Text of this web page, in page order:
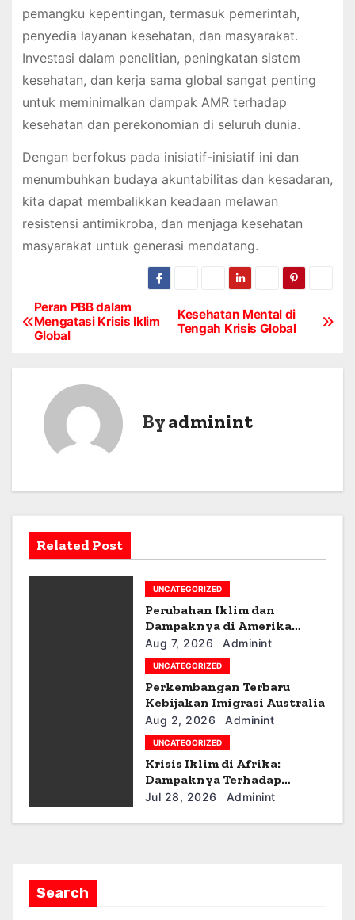
pemangku kepentingan, termasuk pemerintah,
penyedia layanan kesehatan, dan masyarakat.
Investasi dalam penelitian, peningkatan sistem
kesehatan, dan kerja sama global sangat penting
untuk meminimalkan dampak AMR terhadap
kesehatan dan perekonomian di seluruh dunia.
Dengan berfokus pada inisiatif-inisiatif ini dan
menumbuhkan budaya akuntabilitas dan kesadaran,
kita dapat membalikkan keadaan melawan
resistensi antimikroba, dan menjaga kesehatan
masyarakat untuk generasi mendatang.
P
i
g
Kesehatan Mental di
Tengah Krisis Global
Peran PBB dalam
Mengatasi Krisis Iklim
Global
Byadminint
Related Post
UNCATEGORIZED
Perubahan Iklim dan
Dampaknya di Amerika
Latin
Aug 7, 2026 Adminint
UNCATEGORIZED
Perkembangan Terbaru
Kebijakan Imigrasi Australia
Aug 2, 2026 Adminint
UNCATEGORIZED
Krisis Iklim di Afrika:
Dampaknya Terhadap
Ekonomi dan Masyarakat
Jul 28, 2026 Adminint
Search